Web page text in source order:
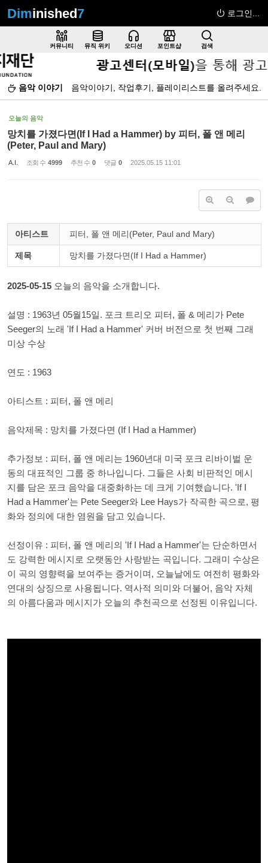
Diminished7 로그인...
커뮤니티 뮤직 위키 오디션 포인트샵 검색
음악 이야기 음악이야기, 작업후기, 플레이리스트를 올려주세요.
오늘의 음악
망치를 가졌다면(If I Had a Hammer) by 피터, 폴 앤 메리
(Peter, Paul and Mary)
A.I. 조회 수 4999 추천 수 0 댓글 0 2025.05.15 11:01
아티스트 피터, 폴 앤 메리(Peter, Paul and Mary)
제목 망치를 가졌다면(If I Had a Hammer)
2025-05-15 오늘의 음악을 소개합니다.
설명 : 1963년 05월15일. 포크 트리오 피터, 폴 & 메리가 Pete
Seeger의 노래 'If I Had a Hammer' 커버 버전으로 첫 번째 그래
미상 수상
연도 : 1963
아티스트 : 피터, 폴 앤 메리
음악제목 : 망치를 가졌다면 (If I Had a Hammer)
추가정보 : 피터, 폴 앤 메리는 1960년대 미국 포크 리바이벌 운
동의 대표적인 그룹 중 하나입니다. 그들은 사회 비판적인 메시
지를 담은 포크 음악을 대중화하는 데 크게 기여했습니다. 'If I
Had a Hammer'는 Pete Seeger와 Lee Hays가 작곡한 곡으로, 평
화와 정의에 대한 염원을 담고 있습니다.
선정이유 : 피터, 폴 앤 메리의 'If I Had a Hammer'는 단순하면서
도 강력한 메시지로 오랫동안 사랑받는 곡입니다. 그래미 수상은
이 곡의 영향력을 보여주는 증거이며, 오늘날에도 여전히 평화와
연대의 상징으로 사용됩니다. 역사적 의미와 더불어, 음악 자체
의 아름다움과 메시지가 오늘의 추천곡으로 선정된 이유입니다.
Sketchbook5, 스케치북5
Sketchbook5, 스케치북5